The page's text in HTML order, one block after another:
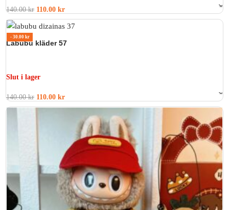
Betygsatt0av 5
140.00kr 110.00 kr
- 30.00 kr
Labubu kläder 57
Slut i lager
Betygsatt0av 5
140.00kr 110.00 kr